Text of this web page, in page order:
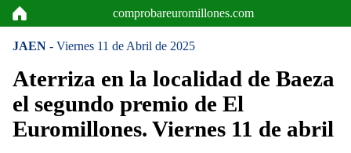
comprobareuromillones.com
JAEN - Viernes 11 de Abril de 2025
Aterriza en la localidad de Baeza
el segundo premio de El
Euromillones. Viernes 11 de abril